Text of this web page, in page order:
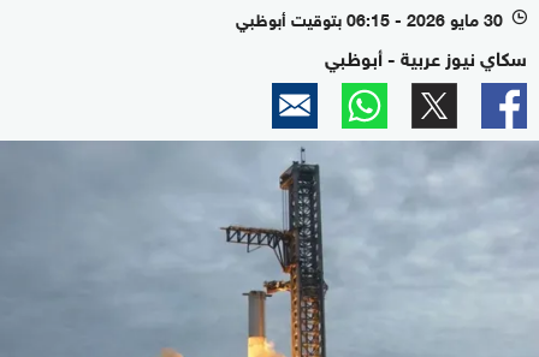
l 30 مايو 2026 - 06:15 بتوقيت أبوظبي
سكاي نيوز عربية - أبوظبي